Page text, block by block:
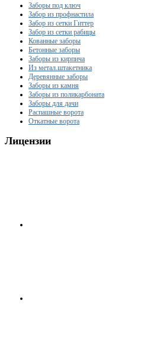
Заборы под ключ
Забор из профнастила
Забор из сетки Гиттер
Забор из сетки рабицы
Кованные заборы
Бетонные заборы
Заборы из кирпича
Из метал.штакетника
Деревянные заборы
Заборы из камня
Заборы из поликарбоната
Заборы для дачи
Распашные ворота
Откатные ворота
Лицензии